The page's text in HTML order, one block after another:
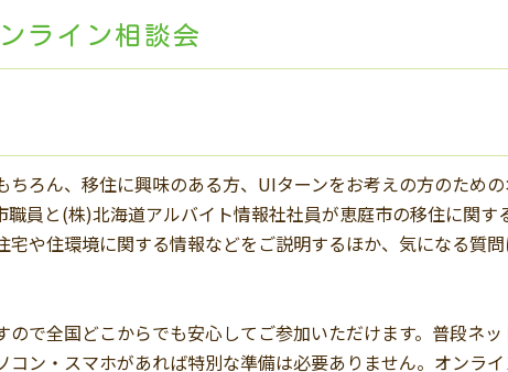
ライン相談会
ちろん、移住に興味のある方、UIターンをお考えの方のため
職員と(株)北海道アルバイト情報社社員が恵庭市の移住に関す
宅や住環境に関する情報などをご説明するほか、気になる質
ので全国どこからでも安心してご参加いただけます。普段ネッ
コン・スマホがあれば特別な準備は必要ありません。オンラ